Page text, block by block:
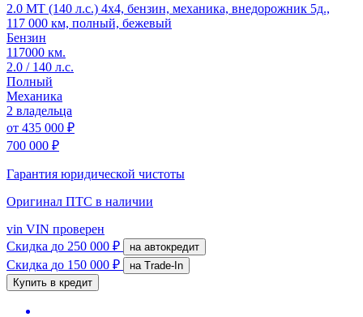
2.0 MT (140 л.с.) 4x4, бензин, механика, внедорожник 5д.,
117 000 км, полный, бежевый
Бензин
117000 км.
2.0 / 140 л.с.
Полный
Механика
2 владельца
от 435 000 ₽
700 000 ₽
Гарантия юридической чистоты
Оригинал ПТС в наличии
vin VIN проверен
Скидка до 250 000 ₽ на автокредит
Скидка до 150 000 ₽
на Trade-In
Купить в кредит